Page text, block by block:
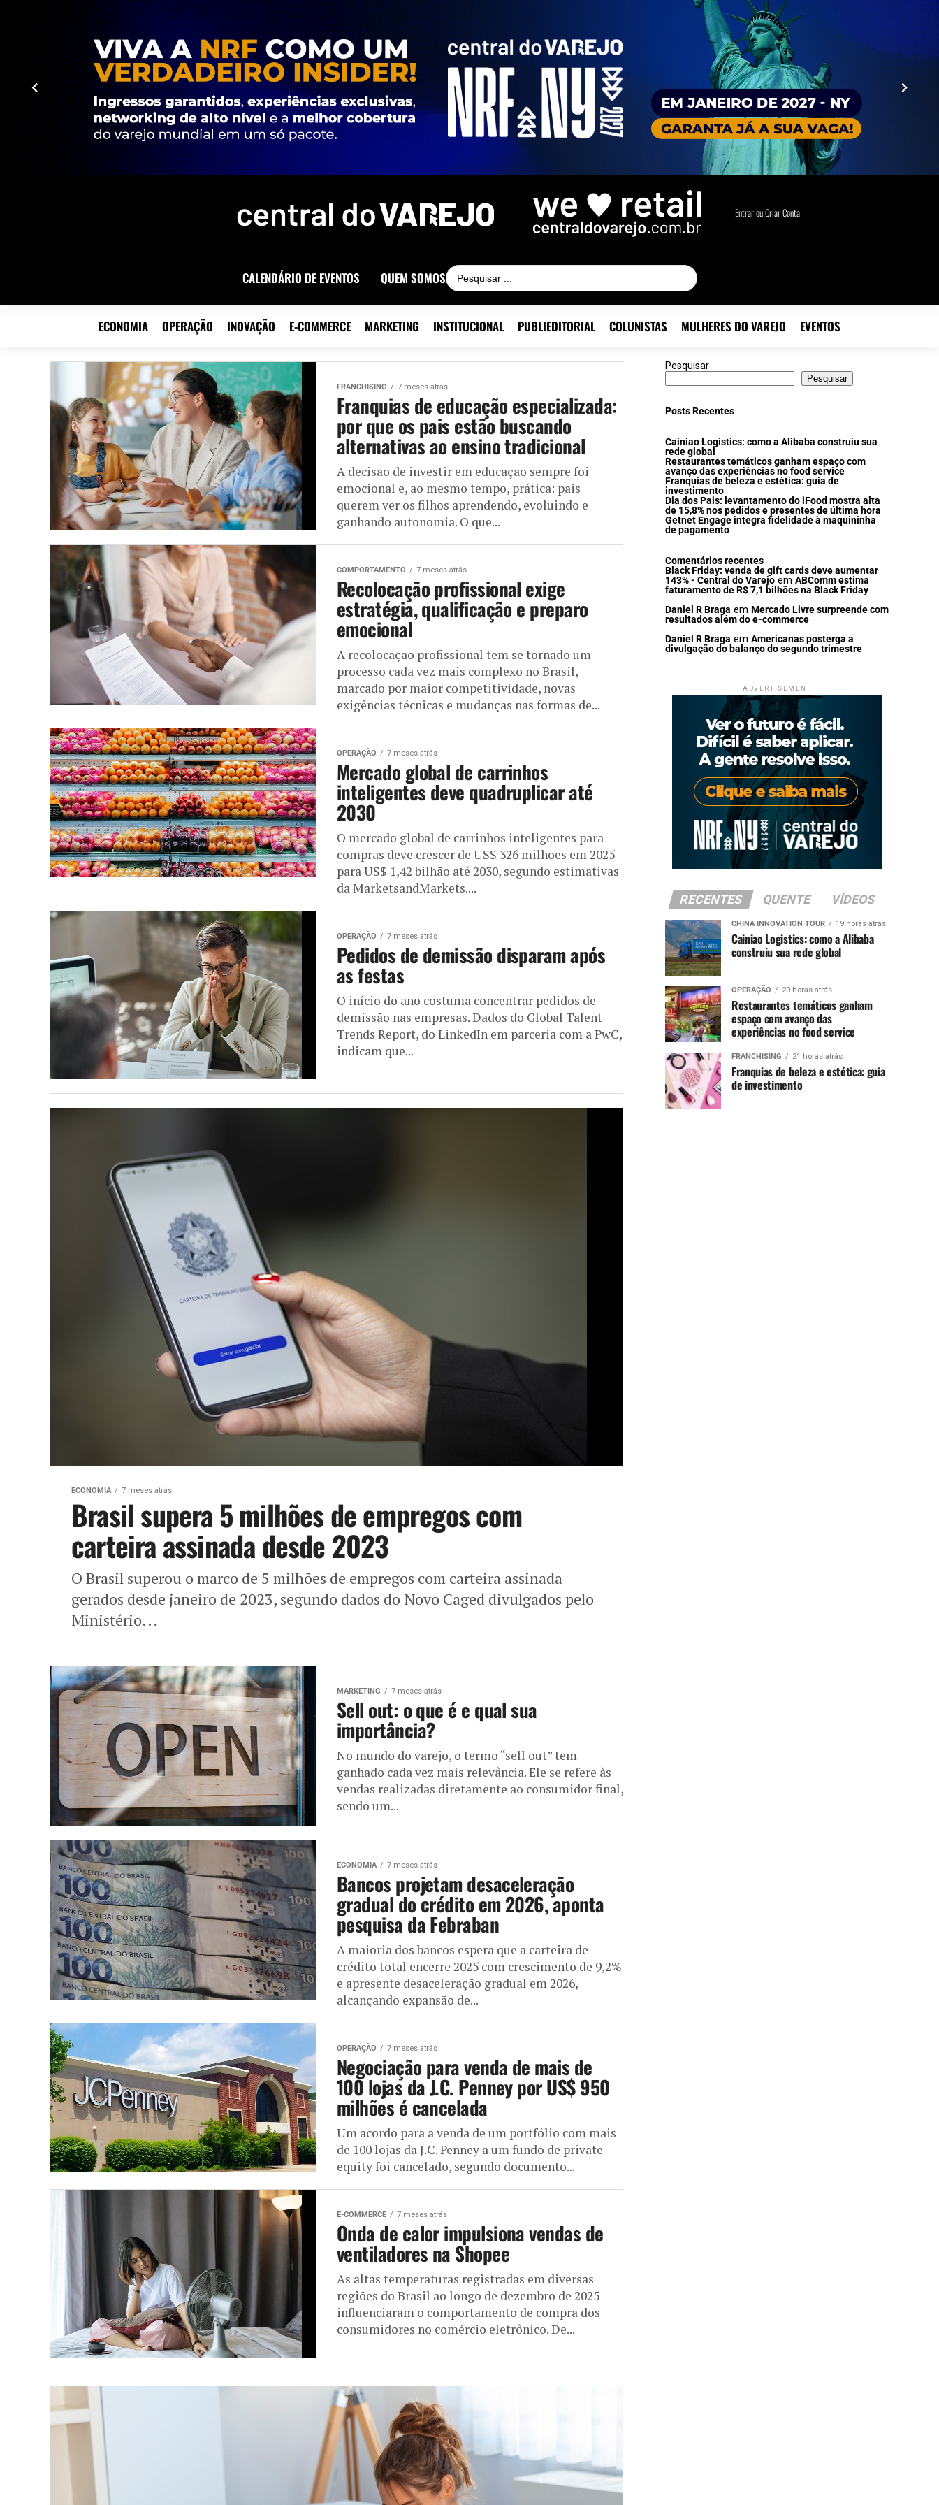
Entrar ou Criar Conta
CALENDÁRIO DE EVENTOS QUEM SOMOS
ECONOMIA OPERAÇÃO INOVAÇÃO E-COMMERCE MARKETING INSTITUCIONAL PUBLIEDITORIAL COLUNISTAS MULHERES DO VAREJO EVENTOS
FRANCHISING 7 meses atrás
Franquias de educação especializada:
por que os pais estão buscando
alternativas ao ensino tradicional
A decisão de investir em educação sempre foi
emocional e, ao mesmo tempo, prática: pais
querem ver os filhos aprendendo, evoluindo e
ganhando autonomia. O que...
COMPORTAMENTO 7 meses atrás
Recolocação profissional exige
estratégia, qualificação e preparo
emocional
A recolocação profissional tem se tornado um
processo cada vez mais complexo no Brasil,
marcado por maior competitividade, novas
exigências técnicas e mudanças nas formas de...
OPERAÇÃO 7 meses atrás
Mercado global de carrinhos
inteligentes deve quadruplicar até
2030
O mercado global de carrinhos inteligentes para
compras deve crescer de US$ 326 milhões em 2025
para US$ 1,42 bilhão até 2030, segundo estimativas
da MarketsandMarkets....
OPERAÇÃO 7 meses atrás
Pedidos de demissão disparam após
as festas
O início do ano costuma concentrar pedidos de
demissão nas empresas. Dados do Global Talent
Trends Report, do LinkedIn em parceria com a PwC,
indicam que...
ECONOMIA 7 meses atrás
Brasil supera 5 milhões de empregos com
carteira assinada desde 2023
O Brasil superou o marco de 5 milhões de empregos com carteira assinada
gerados desde janeiro de 2023, segundo dados do Novo Caged divulgados pelo
Ministério...
MARKETING 7 meses atrás
Sell out: o que é e qual sua
importância?
No mundo do varejo, o termo “sell out” tem
ganhado cada vez mais relevância. Ele se refere às
vendas realizadas diretamente ao consumidor final,
sendo um...
ECONOMIA 7 meses atrás
Bancos projetam desaceleração
gradual do crédito em 2026, aponta
pesquisa da Febraban
A maioria dos bancos espera que a carteira de
crédito total encerre 2025 com crescimento de 9,2%
e apresente desaceleração gradual em 2026,
alcançando expansão de...
OPERAÇÃO 7 meses atrás
Negociação para venda de mais de
100 lojas da J.C. Penney por US$ 950
milhões é cancelada
Um acordo para a venda de um portfólio com mais
de 100 lojas da J.C. Penney a um fundo de private
equity foi cancelado, segundo documento...
E-COMMERCE 7 meses atrás
Onda de calor impulsiona vendas de
ventiladores na Shopee
As altas temperaturas registradas em diversas
regiões do Brasil ao longo de dezembro de 2025
influenciaram o comportamento de compra dos
consumidores no comércio eletrônico. De...
Pesquisar
Pesquisar
Posts Recentes
Cainiao Logistics: como a Alibaba construiu sua
rede global
Restaurantes temáticos ganham espaço com
avanço das experiências no food service
Franquias de beleza e estética: guia de
investimento
Dia dos Pais: levantamento do iFood mostra alta
de 15,8% nos pedidos e presentes de última hora
Getnet Engage integra fidelidade à maquininha
de pagamento
Comentários recentes
Black Friday: venda de gift cards deve aumentar
143% - Central do Varejo em ABComm estima
faturamento de R$ 7,1 bilhões na Black Friday
Daniel R Braga em Mercado Livre surpreende com
resultados além do e-commerce
Daniel R Braga em Americanas posterga a
divulgação do balanço do segundo trimestre
ADVERTISEMENT
RECENTES QUENTE VÍDEOS
CHINA INNOVATION TOUR 19 horas atrás
Cainiao Logistics: como a Alibaba
construiu sua rede global
OPERAÇÃO 20 horas atrás
Restaurantes temáticos ganham
espaço com avanço das
experiências no food service
FRANCHISING 21 horas atrás
Franquias de beleza e estética: guia
de investimento